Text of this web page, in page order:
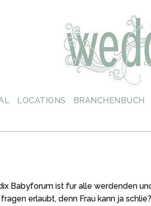
LOCATIONS BRANCHENBUCH
Babyforum ist fur alle werdenden
erlaubt, denn Frau kann ja